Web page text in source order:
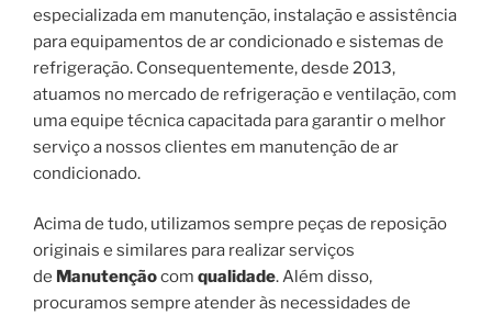
especializada em manutenção, instalação e assistência
para equipamentos de ar condicionado e sistemas de
refrigeração. Consequentemente, desde 2013,
atuamos no mercado de refrigeração e ventilação, com
uma equipe técnica capacitada para garantir o melhor
serviço a nossos clientes em manutenção de ar
condicionado.
Acima de tudo, utilizamos sempre peças de reposição
originais e similares para realizar serviços
de Manutençãocom qualidade. Além disso,
procuramos sempre atender às necessidades de